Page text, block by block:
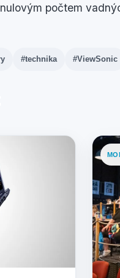
počtem
#technika #ViewSonic